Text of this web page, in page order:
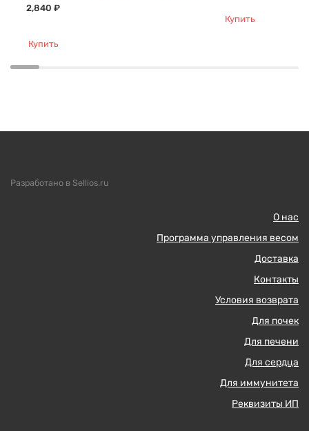
2,840 ₽
Купить
Купить
Разработано в Sellios.ru
О нас
Программа управления весом
Доставка
Контакты
Условия возврата
Для почек
Для печени
Для сердца
Для иммунитета
Реквизиты ИП